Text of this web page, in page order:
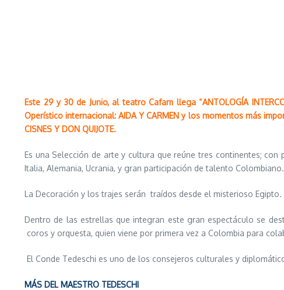
Este 29 y 30 de Junio, al teatro Cafam llega “ANTOLOGÍA
Operístico internacional: AIDA Y CARMEN y los momentos más
CISNES Y DON QUIJOTE.
Es una Selección de arte y cultura que reúne tres continentes;
Italia, Alemania, Ucrania, y gran participación de talento Colombiano.
La Decoración y los trajes serán traídos desde el misterioso
Dentro de las estrellas que integran este gran espectáculo se
coros y orquesta, quien viene por primera vez a Colombia para
El Conde Tedeschi es uno de los consejeros culturales y
MÁS DEL MAESTRO TEDESCHI